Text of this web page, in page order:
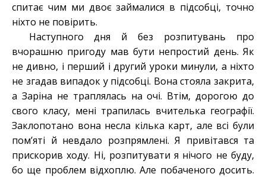
спитає чим ми двоє займалися в підсобці, точно
ніхто не повірить.
Наступного дня й без розпитувань про
вчорашню пригоду мав бути непростий день. Як
не дивно, і перший і другий уроки минули, а ніхто
не згадав випадок у підсобці. Вона стояла закрита,
а Заріна не траплялась на очі. Втім, дорогою до
свого класу, мені трапилась вчителька географії.
Заклопотано вона несла кілька карт, але всі були
пом’яті й невдало розпрямлені. Я привітався та
прискорив ходу. Ні, розпитувати я нічого не буду,
бо ще проблем відхоплю. Але побаченого досить.